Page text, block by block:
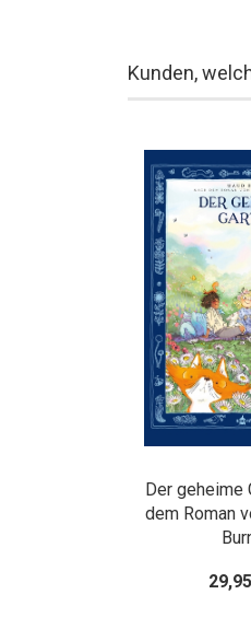
Kunden,
Der geheime
dem Roman